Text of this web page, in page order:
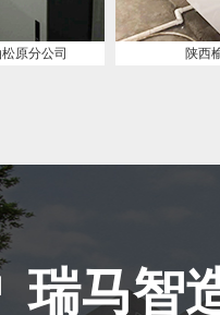
陕西榆林采暖
瑞马智